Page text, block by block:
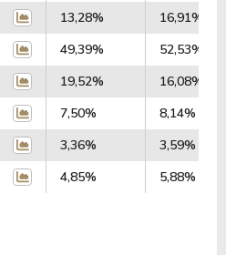
13,28%
16,91%
49,39%
52,53%
19,52%
16,08%
7,50%
8,14%
3,36%
3,59%
4,85% 5,88%